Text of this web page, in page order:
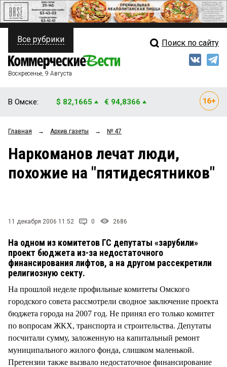
ПОЛИТИКА
ФИНАНСЫ
ОБЩЕСТВО
ЗАКОН
СТИЛЬ ЖИЗНИ
Свежий выпуск
Рейтинги
Блоги
Все рубрики Поиск по сайту
Воскресенье, 9 Августа
В Омске: $ 82,1665 € 94,8366
Главная → Архив газеты → № 47
Наркоманов лечат люди,
похожие на "пятидесятников"
11 декабря 2006 11:52 0 2686
На одном из комитетов ГС депутаты «зарубили»
проект бюджета из-за недостаточного
финансирования лифтов, а на другом рассекретили
религиозную секту.
На прошлой неделе профильные комитеты Омского
городского совета рассмотрели сводное заключение проекта
бюджета города на 2007 год. Не принял его только комитет
по вопросам ЖКХ, транспорта и строительства. Депутаты
посчитали сумму, заложенную на капитальный ремонт
муниципального жилого фонда, слишком маленькой.
Претензии также вызвало недостаточное финансирование